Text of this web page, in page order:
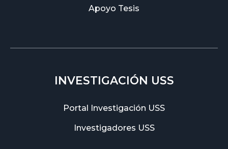
Apoyo Tesis
INVESTIGACIÓN USS
Portal Investigación USS
Investigadores USS